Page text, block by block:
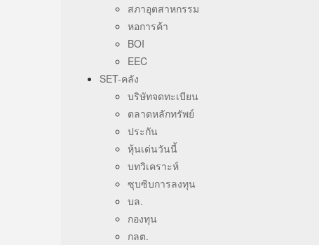
สภาอุตสาหกรรม
หอการค้า
BOI
EEC
SET-คลัง
บริษัทจดทะเบียน
ตลาดหลักทรัพย์
ประกัน
หุ้นเด่นวันนี้
บทวิเคราะห์
ซุบซิบการลงทุน
บล.
กองทุน
กลต.